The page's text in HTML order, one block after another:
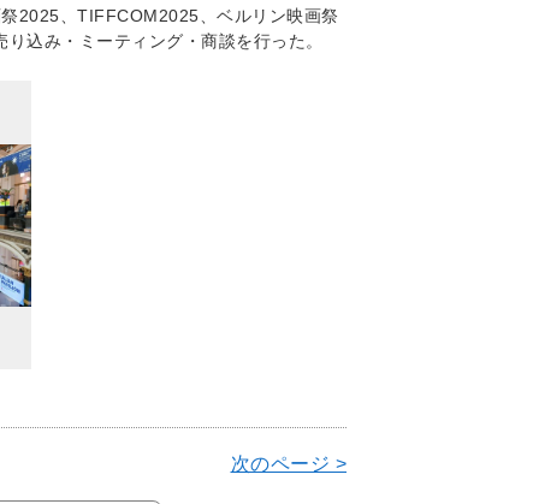
2025、TIFFCOM2025、ベルリン映画祭
込み・ミーティング・商談を行った。
次のページ >